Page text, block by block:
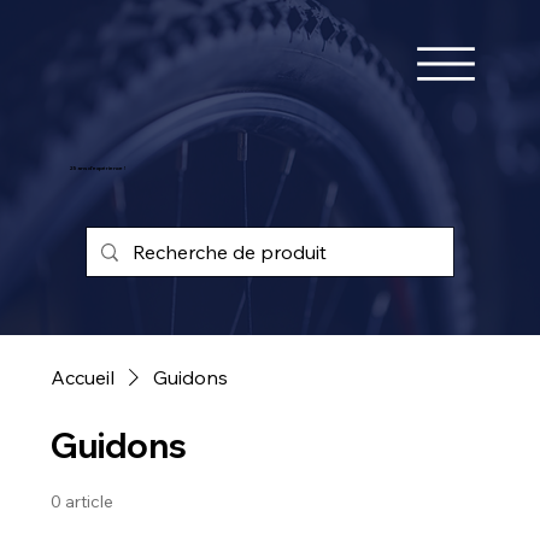
25 ans d'expérience !
Accueil Guidons
Guidons
0 article